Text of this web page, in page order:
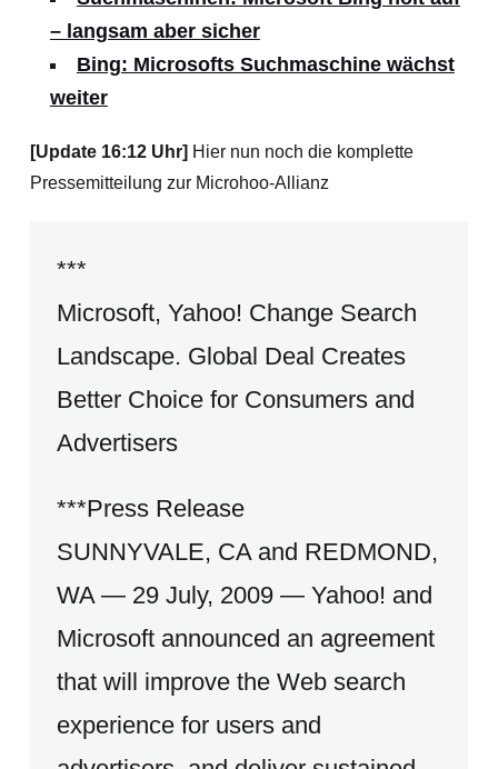
– langsam aber sicher
Bing: Microsofts Suchmaschine wächst
weiter
[Update 16:12 Uhr] Hier nun noch die komplette
Pressemitteilung zur Microhoo-Allianz
***
Microsoft, Yahoo! Change Search
Landscape. Global Deal Creates
Better Choice for Consumers and
Advertisers
***Press Release
SUNNYVALE, CA and REDMOND,
WA — 29 July, 2009 — Yahoo! and
Microsoft announced an agreement
that will improve the Web search
experience for users and